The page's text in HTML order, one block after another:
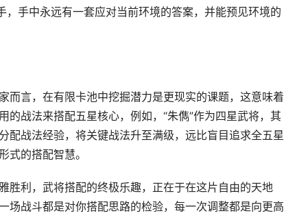
手中永远有一套应对当前环境的答案，并能预见环境的
而言，在有限卡池中挖掘潜力是更现实的课题，这意味着
战法来搭配五星核心，例如，“朱儁”作为四星武将，其
配战法经验，将关键战法升至满级，远比盲目追求全五星
式的搭配智慧。
胜利，武将搭配的终极乐趣，正在于在这片自由的天地
场战斗都是对你搭配思路的检验，每一次调整都是向更高